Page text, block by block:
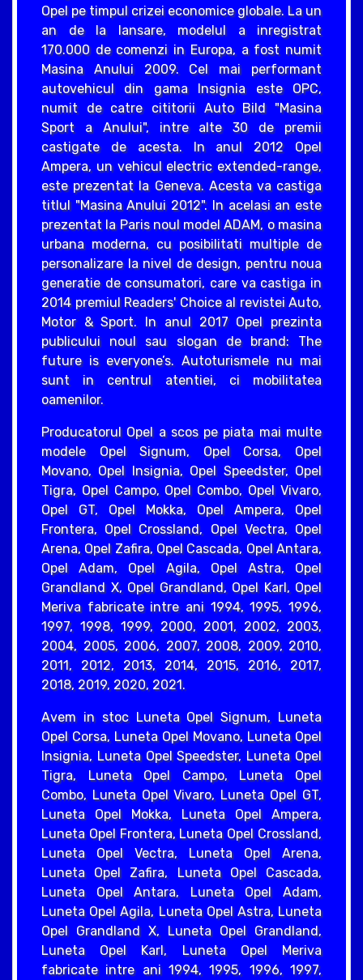
Opel pe timpul crizei economice globale. La un
an de la lansare, modelul a inregistrat
170.000 de comenzi in Europa, a fost numit
Masina Anului 2009. Cel mai performant
autovehicul din gama Insignia este OPC,
numit de catre cititorii Auto Bild "Masina
Sport a Anului", intre alte 30 de premii
castigate de acesta. In anul 2012 Opel
Ampera, un vehicul electric extended-range,
este prezentat la Geneva. Acesta va castiga
titlul "Masina Anului 2012". In acelasi an este
prezentat la Paris noul model ADAM, o masina
urbana moderna, cu posibilitati multiple de
personalizare la nivel de design, pentru noua
generatie de consumatori, care va castiga in
2014 premiul Readers' Choice al revistei Auto,
Motor & Sport. In anul 2017 Opel prezinta
publicului noul sau slogan de brand: The
future is everyone’s. Autoturismele nu mai
sunt in centrul atentiei, ci mobilitatea
oamenilor.
Producatorul Opel a scos pe piata mai multe
modele Opel Signum, Opel Corsa, Opel
Movano, Opel Insignia, Opel Speedster, Opel
Tigra, Opel Campo, Opel Combo, Opel Vivaro,
Opel GT, Opel Mokka, Opel Ampera, Opel
Frontera, Opel Crossland, Opel Vectra, Opel
Arena, Opel Zafira, Opel Cascada, Opel Antara,
Opel Adam, Opel Agila, Opel Astra, Opel
Grandland X, Opel Grandland, Opel Karl, Opel
Meriva fabricate intre ani 1994, 1995, 1996,
1997, 1998, 1999, 2000, 2001, 2002, 2003,
2004, 2005, 2006, 2007, 2008, 2009, 2010,
2011, 2012, 2013, 2014, 2015, 2016, 2017,
2018, 2019, 2020, 2021.
Avem in stoc Luneta Opel Signum, Luneta
Opel Corsa, Luneta Opel Movano, Luneta Opel
Insignia, Luneta Opel Speedster, Luneta Opel
Tigra, Luneta Opel Campo, Luneta Opel
Combo, Luneta Opel Vivaro, Luneta Opel GT,
Luneta Opel Mokka, Luneta Opel Ampera,
Luneta Opel Frontera, Luneta Opel Crossland,
Luneta Opel Vectra, Luneta Opel Arena,
Luneta Opel Zafira, Luneta Opel Cascada,
Luneta Opel Antara, Luneta Opel Adam,
Luneta Opel Agila, Luneta Opel Astra, Luneta
Opel Grandland X, Luneta Opel Grandland,
Luneta Opel Karl, Luneta Opel Meriva
fabricate intre ani 1994, 1995, 1996, 1997,